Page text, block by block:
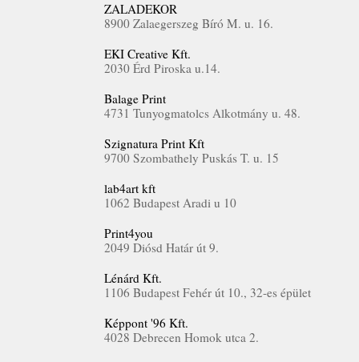
ZALADEKOR
8900 Zalaegerszeg Bíró M. u. 16.
EKI Creative Kft.
2030 Érd Piroska u.14.
Balage Print
4731 Tunyogmatolcs Alkotmány u. 48.
Szignatura Print Kft
9700 Szombathely Puskás T. u. 15
lab4art kft
1062 Budapest Aradi u 10
Print4you
2049 Diósd Határ út 9.
Lénárd Kft.
1106 Budapest Fehér út 10., 32-es épület
Képpont '96 Kft.
4028 Debrecen Homok utca 2.